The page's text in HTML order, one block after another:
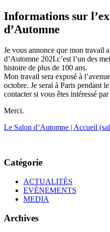
Informations sur
d’Automne
Je vous annonce que mon travail
d’Automne 202I.c’est l’un des
histoire de plus de 100 ans.
Mon travail sera exposé à
octobre. Je serai à Paris pendant
contacter si vous êtes intéressé par
Merci.
Le Salon d’Automne | Accueil
Catégorie
ACTUALITÉS
EVÈNEMENTS
MEDIA
Archives